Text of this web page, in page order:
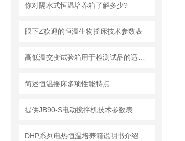
你对隔水式恒温培养箱了解多少?
眼下Z欢迎的恒温生物摇床技术参数表
简述恒温摇床多项性能特点
提供JB90-S电动搅拌机技术参数表
DHP系列电热恒温培养箱说明书介绍